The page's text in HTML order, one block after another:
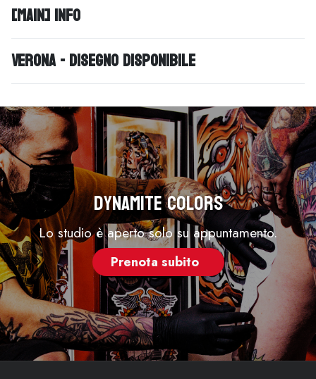
[MAIN] Info
Verona - disegno disponibile
Dynamite Colors
Lo studio è aperto solo su appuntamento.
Prenota subito